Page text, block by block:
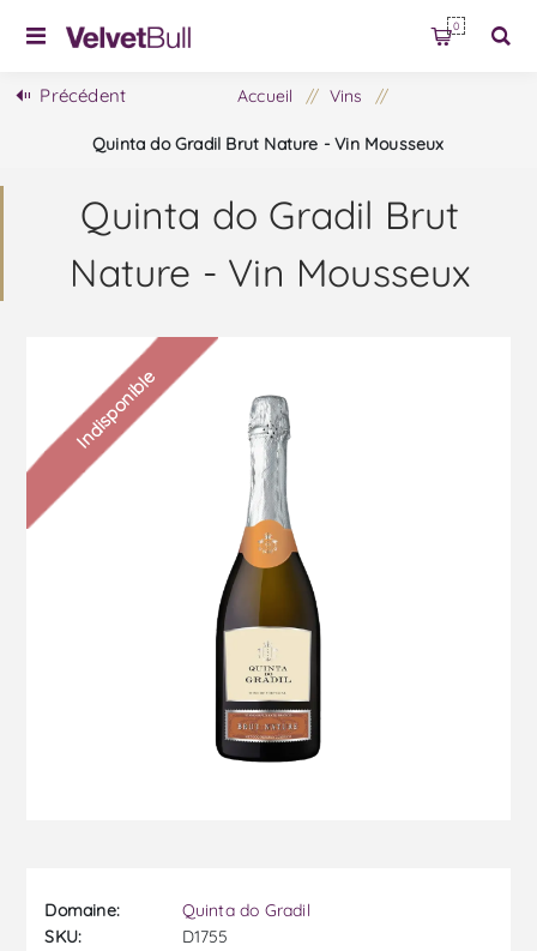
0
Précédent Accueil / Vins /
Quinta do Gradil Brut Nature - Vin Mousseux
Quinta do Gradil Brut
Nature - Vin Mousseux
Indisponible
Domaine:
Quinta do Gradil
SKU:
D1755